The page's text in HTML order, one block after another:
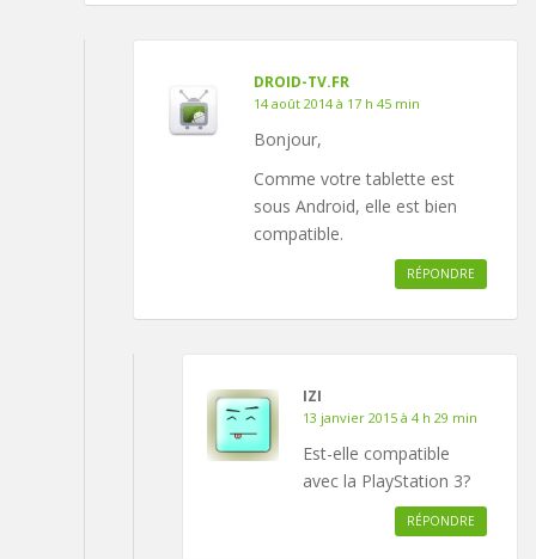
DROID-TV.FR
14 août 2014 à 17 h 45 min
Bonjour,
Comme votre tablette est
sous Android, elle est bien
compatible.
RÉPONDRE
IZI
13 janvier 2015 à 4 h 29 min
Est-elle compatible
avec la PlayStation 3?
RÉPONDRE